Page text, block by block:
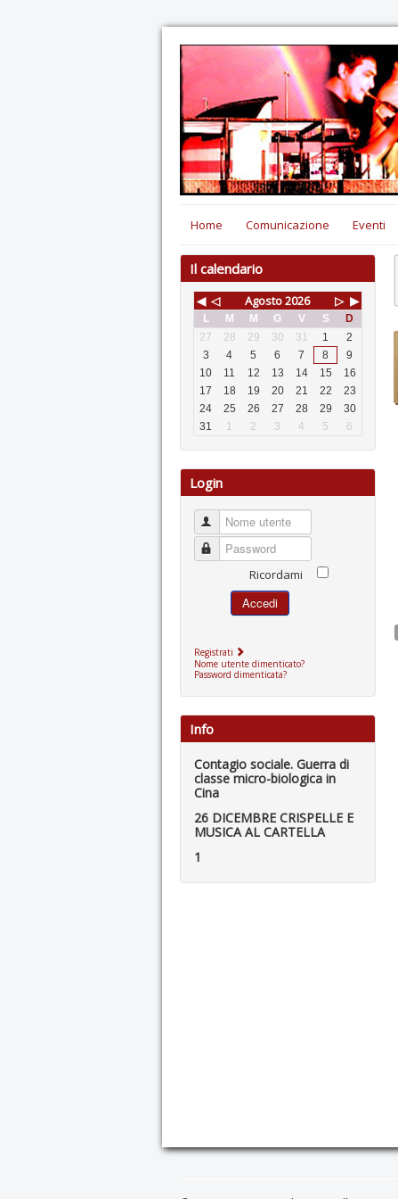
Home Comunicazione Eventi
Il calendario
◀ ◁ Agosto2026 ▷ ▶
L M M G V S
D
27
28 29 30 31 1
2
3
4 5 6 7 8
9
10
11 12 13 14 15
16
17
18 19 20 21 22
23
24
25 26 27 28 29
30
31
1 2 3 4 5 6
Login
Nome utente
Password
Ricordami
Accedi
Registrati
Nome utente dimenticato?
Password dimenticata?
Info
Contagio sociale. Guerra di
classe micro-biologica in
Cina
26 DICEMBRE CRISPELLE E
MUSICA AL CARTELLA
1